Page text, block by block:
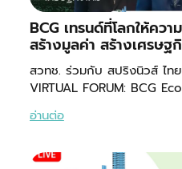
BCG เทรนด์ที่โลกให้คว
สร้างมูลค่า สร้างเศรษฐ
สวทช. ร่วมกับ สปริงนิวส์ ไทย
VIRTUAL FORUM: BCG
อ่านต่อ